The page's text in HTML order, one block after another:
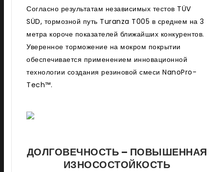
Согласно результатам независимых тестов TÜV
SÜD, тормозной путь Turanza T005 в среднем на 3
метра короче показателей ближайших конкурентов.
Уверенное торможение на мокром покрытии
обеспечивается применением инновационной
технологии создания резиновой смеси NanoPro-
Tech™.
ДОЛГОВЕЧНОСТЬ – ПОВЫШЕННАЯ
ИЗНОСОСТОЙКОСТЬ